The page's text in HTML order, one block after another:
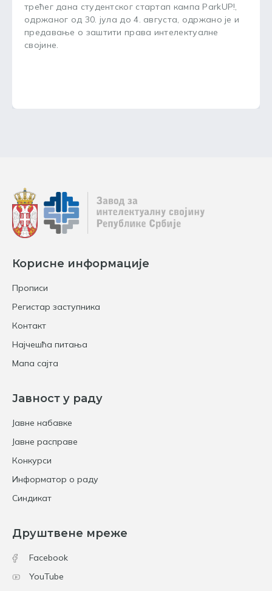
трећег дана студентског стартап кампа ParkUP!,
одржаног од 30. јула до 4. августа, одржано је и
предавање о заштити права интелектуалне
својине.
Корисне информације
Прописи
Регистар заступника
Контакт
Најчешћа питања
Мапа сајта
Јавност у раду
Јавне набавке
Јавне расправе
Конкурси
Информатор о раду
Синдикат
Друштвене мреже
Facebook
YouTube